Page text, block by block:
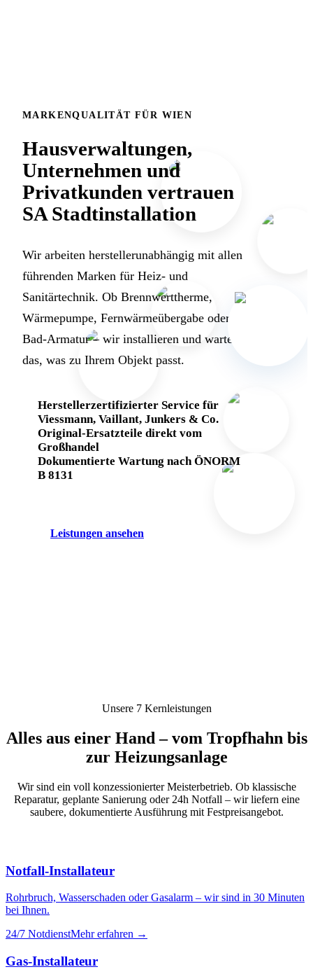
MARKENQUALITÄT FÜR WIEN
Hausverwaltungen,
Unternehmen und
Privatkunden vertrauen
SA Stadtinstallation
Wir arbeiten herstellerunabhängig mit allen
führenden Marken für Heiz- und
Sanitärtechnik. Ob Brennwerttherme,
Wärmepumpe, Fernwärmeübergabe oder
Bad-Armatur – wir installieren und warten
das, was zu Ihrem Objekt passt.
Herstellerzertifizierter Service für
Viessmann, Vaillant, Junkers & Co.
Original-Ersatzteile direkt vom
Großhandel
Dokumentierte Wartung nach ÖNORM
B 8131
Leistungen ansehen
Unsere 7 Kernleistungen
Alles aus einer Hand – vom Tropfhahn bis
zur Heizungsanlage
Wir sind ein voll konzessionierter Meisterbetrieb. Ob klassische
Reparatur, geplante Sanierung oder 24h Notfall – wir liefern eine
saubere, dokumentierte Ausführung mit Festpreisangebot.
Notfall-Installateur
Rohrbruch, Wasserschaden oder Gasalarm – wir sind in 30 Minuten
bei Ihnen.
24/7 NotdienstMehr erfahren →
Gas-Installateur